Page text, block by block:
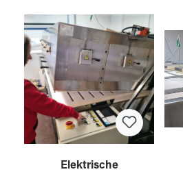
Elektrische